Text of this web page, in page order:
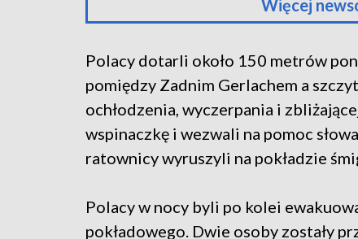
Więcej
Polacy dotarli około 150 metrów
pomiędzy Zadnim Gerlachem a
ochłodzenia, wyczerpania i
wspinaczkę i wezwali na pomoc
ratownicy wyruszyli na pokładzie
Polacy w nocy byli po kolei
pokładowego. Dwie osoby zostały